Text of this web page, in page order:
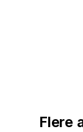
Flere